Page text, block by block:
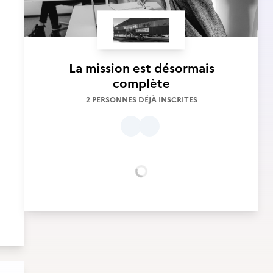
La mission est désormais
complète
2 PERSONNES DÉJÀ INSCRITES
Chargement...